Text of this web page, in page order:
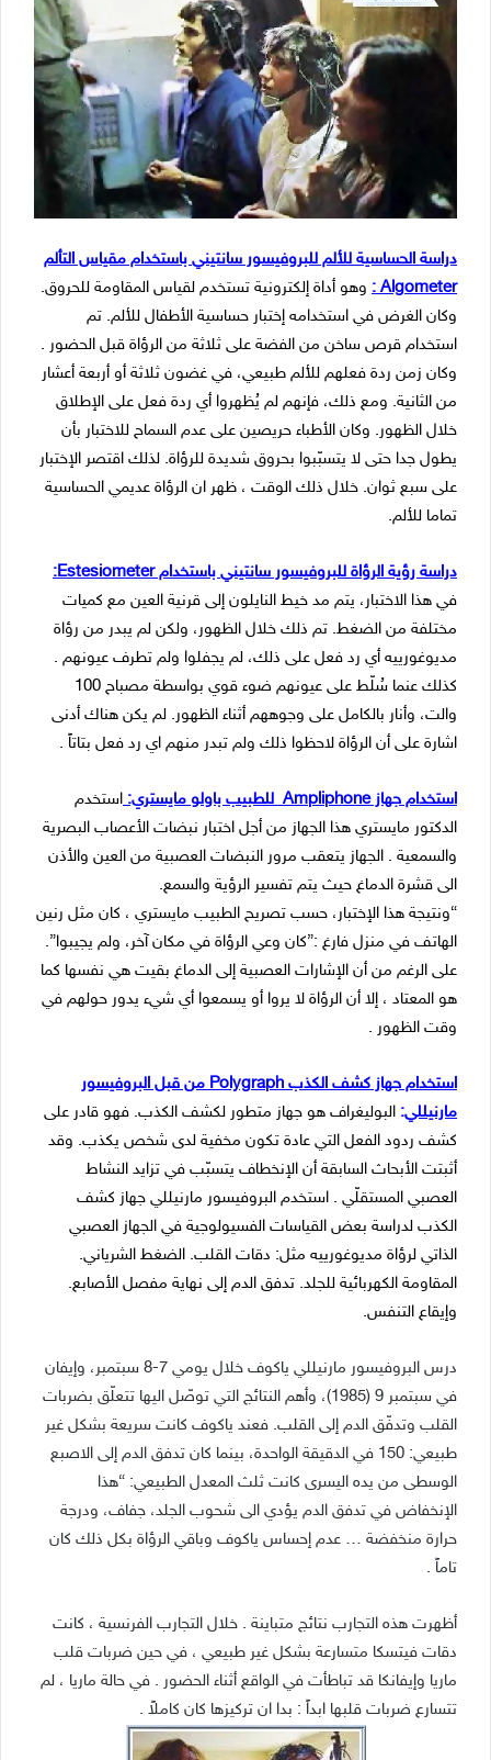
دراسة الحساسية للألم للبروفيسور سانتيني باستخدام مقياس التألم
Algometer :
وهو أداة إلكترونية تستخدم لقياس المقاومة للحروق.
وكان الغرض في استخدامه إختبار حساسية الأطفال للألم. تم
استخدام قرص ساخن من الفضة على ثلاثة من الرؤاة قبل الحضور .
وكان زمن ردة فعلهم للألم طبيعي، في غضون ثلاثة أو أربعة أعشار
من الثانية. ومع ذلك، فإنهم لم يُظهروا أي ردة فعل على الإطلاق
خلال الظهور. وكان الأطباء حريصين على عدم السماح للاختبار بأن
يطول جدا حتى لا يتسبّبوا بحروق شديدة للرؤاة. لذلك اقتصر الإختبار
على سبع ثوان. خلال ذلك الوقت ، ظهر ان الرؤاة عديمي الحساسية
تماما للألم.
دراسة رؤية الرؤاة للبروفيسور سانتيني باستخدام Estesiometer:
في هذا الاختبار، يتم مد خيط النايلون إلى قرنية العين مع كميات
مختلفة من الضغط. تم ذلك خلال الظهور، ولكن لم يبدر من رؤاة
مديوغورييه أي رد فعل على ذلك، لم يجفلوا ولم تطرف عيونهم .
كذلك عنما سُلّط على عيونهم ضوء قوي بواسطة مصباح 100
والت، وأنار بالكامل على وجوههم أثناء الظهور. لم يكن هناك أدنى
اشارة على أن الرؤاة لاحظوا ذلك ولم تبدر منهم اي رد فعل بتاتاً .
استخدام جهاز Ampliphone للطبيب باولو مايستري:
استخدم
الدكتور مايستري هذا الجهاز من أجل اختبار نبضات الأعصاب البصرية
والسمعية . الجهاز يتعقب مرور النبضات العصبية من العين والأذن
الى قشرة الدماغ حيث يتم تفسير الرؤية والسمع.
“ونتيجة هذا الإختبار، حسب تصريح الطبيب مايستري ، كان مثل رنين
الهاتف في منزل فارغ :”كان وعي الرؤاة في مكان آخر، ولم يجيبوا”.
على الرغم من أن الإشارات العصبية إلى الدماغ بقيت هي نفسها كما
هو المعتاد ، إلا أن الرؤاة لا يروا أو يسمعوا أي شيء يدور حولهم في
وقت الظهور .
استخدام جهاز كشف الكذب Polygraph من قبل البروفيسور
مارنيللي: البوليغراف هو جهاز متطور لكشف الكذب. فهو قادر على
كشف ردود الفعل التي عادة تكون مخفية لدى شخص يكذب. وقد
أثبتت الأبحاث السابقة أن الإنخطاف يتسبّب في تزايد النشاط
العصبي المستقلّي . استخدم البروفيسور مارنيللي جهاز كشف
الكذب لدراسة بعض القياسات الفسيولوجية في الجهاز العصبي
الذاتي لرؤاة مديوغورييه مثل: دقات القلب. الضغط الشرياني.
المقاومة الكهربائية للجلد. تدفق الدم إلى نهاية مفصل الأصابع.
وإيقاع التنفس.
درس البروفيسور مارنيللي ياكوف خلال يومي 7-8 سبتمبر، وإيفان
في سبتمبر 9 (1985)، وأهم النتائج التي توصّل اليها تتعلّق بضربات
القلب وتدفّق الدم إلى القلب. فعند ياكوف كانت سريعة بشكل غير
طبيعي: 150 في الدقيقة الواحدة، بينما كان تدفق الدم إلى الاصبع
الوسطى من يده اليسرى كانت ثلث المعدل الطبيعي: “هذا
الإنخفاض في تدفق الدم يؤدي الى شحوب الجلد، جفاف، ودرجة
حرارة منخفضة … عدم إحساس ياكوف وباقي الرؤاة بكل ذلك كان
تاماً .
أظهرت هذه التجارب نتائج متباينة . خلال التجارب الفرنسية ، كانت
دقات فيتسكا متسارعة بشكل غير طبيعي ، في حين ضربات قلب
ماريا وإيفانكا قد تباطأت في الواقع أثناء الحضور . في حالة ماريا ، لم
تتسارع ضربات قلبها ابداً : بدا ان تركيزها كان كاملاً .